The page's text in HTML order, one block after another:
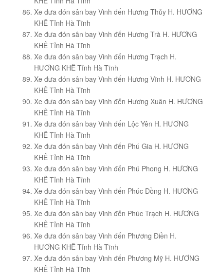
Xe đưa đón sân bay Vinh đến Hương Thủy H. HƯƠNG
KHÊ Tỉnh Hà Tĩnh
Xe đưa đón sân bay Vinh đến Hương Trà H. HƯƠNG
KHÊ Tỉnh Hà Tĩnh
Xe đưa đón sân bay Vinh đến Hương Trạch H.
HƯƠNG KHÊ Tỉnh Hà Tĩnh
Xe đưa đón sân bay Vinh đến Hương Vĩnh H. HƯƠNG
KHÊ Tỉnh Hà Tĩnh
Xe đưa đón sân bay Vinh đến Hương Xuân H. HƯƠNG
KHÊ Tỉnh Hà Tĩnh
Xe đưa đón sân bay Vinh đến Lộc Yên H. HƯƠNG
KHÊ Tỉnh Hà Tĩnh
Xe đưa đón sân bay Vinh đến Phú Gia H. HƯƠNG
KHÊ Tỉnh Hà Tĩnh
Xe đưa đón sân bay Vinh đến Phú Phong H. HƯƠNG
KHÊ Tỉnh Hà Tĩnh
Xe đưa đón sân bay Vinh đến Phúc Đồng H. HƯƠNG
KHÊ Tỉnh Hà Tĩnh
Xe đưa đón sân bay Vinh đến Phúc Trạch H. HƯƠNG
KHÊ Tỉnh Hà Tĩnh
Xe đưa đón sân bay Vinh đến Phương Điền H.
HƯƠNG KHÊ Tỉnh Hà Tĩnh
Xe đưa đón sân bay Vinh đến Phương Mỹ H. HƯƠNG
KHÊ Tỉnh Hà Tĩnh